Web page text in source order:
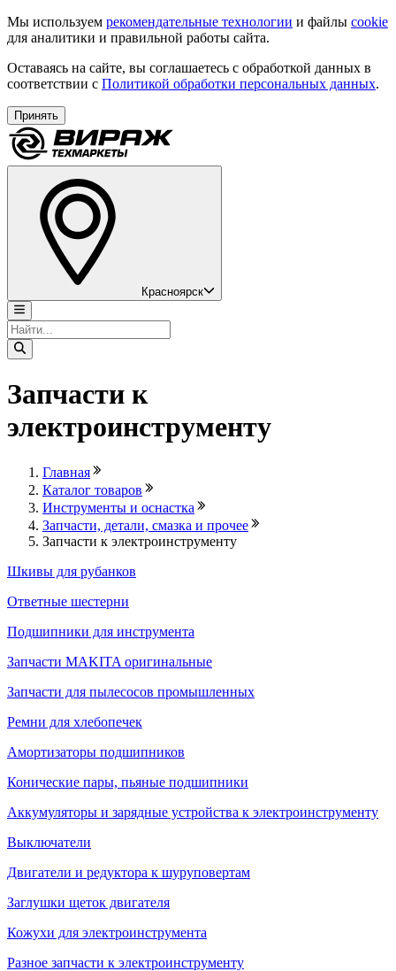
Мы используем рекомендательные технологии и файлы cookie
для аналитики и правильной работы сайта.
Оставаясь на сайте, вы соглашаетесь с обработкой данных в
соответствии с Политикой обработки персональных данных.
Принять
Красноярск
Запчасти к
электроинструменту
Главная
Каталог товаров
Инструменты и оснастка
Запчасти, детали, смазка и прочее
Запчасти к электроинструменту
Шкивы для рубанков
Ответные шестерни
Подшипники для инструмента
Запчасти MAKITA оригинальные
Запчасти для пылесосов промышленных
Ремни для хлебопечек
Амортизаторы подшипников
Конические пары, пьяные подшипники
Аккумуляторы и зарядные устройства к электроинструменту
Выключатели
Двигатели и редуктора к шуруповертам
Заглушки щеток двигателя
Кожухи для электроинструмента
Разное запчасти к электроинструменту